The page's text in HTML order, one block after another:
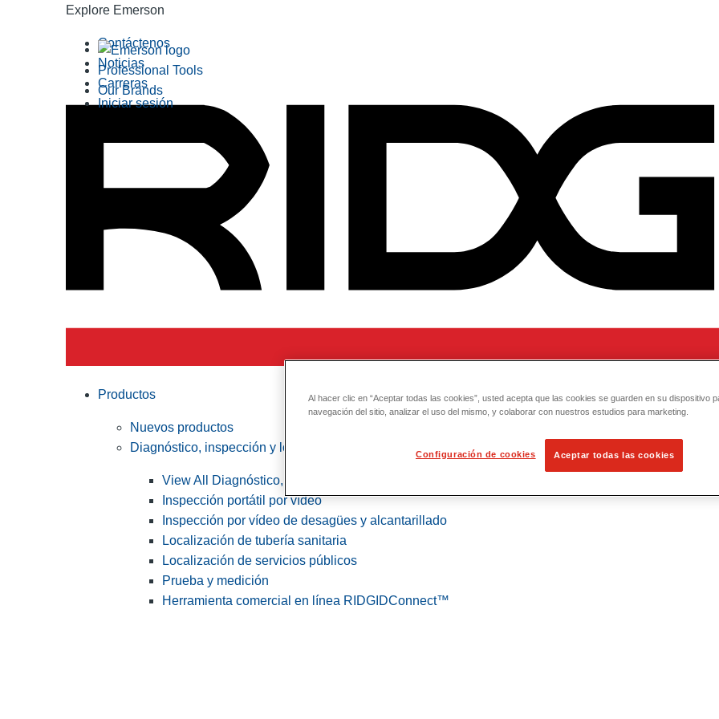
Explore Emerson
Professional Tools
Our Brands
Contáctenos
Noticias
Carreras
Iniciar sesión
Productos
Nuevos productos
Diagnóstico, inspección y localización
View All Diagnóstico, inspección y localización
Inspección portátil por vídeo
Inspección por vídeo de desagües y alcantarillado
Localización de tubería sanitaria
Localización de servicios públicos
Prueba y medición
Herramienta comercial en línea RIDGIDConnect™
Al hacer clic en “Aceptar todas las cookies”, usted acepta que las cookies se guarden en su dispositivo
navegación del sitio, analizar el uso del mismo, y colaborar con nuestros estudios para marketing.
Configuración de cookies Aceptar todas las cookies